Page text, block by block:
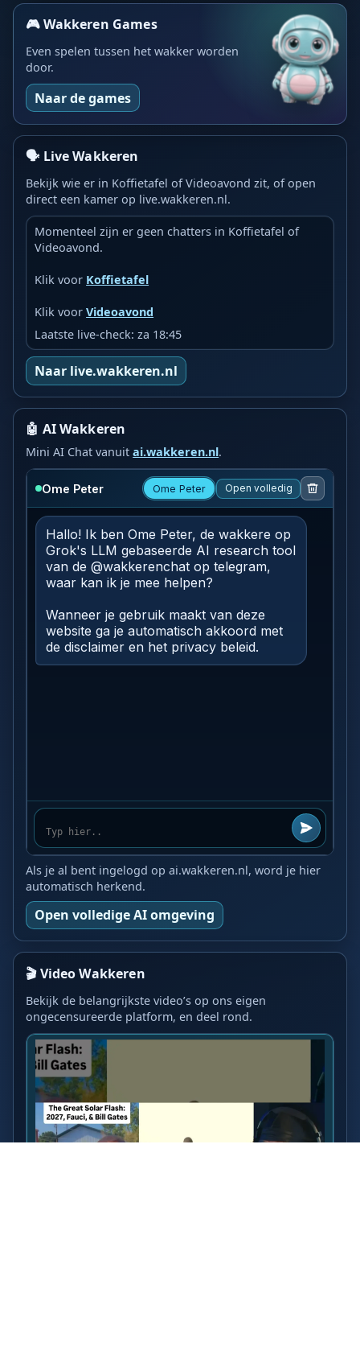
🎮 Wakkeren Games
Even spelen tussen het wakker worden
door.
Naar de games
🗣️ Live Wakkeren
Bekijk wie er in Koffietafel of Videoavond zit, of open
direct een kamer op live.wakkeren.nl.
Momenteel zijn er geen chatters in Koffietafel of
Videoavond.
Klik voor Koffietafel
Klik voorVideoavond
Laatste live-check: za 18:45
Naar live.wakkeren.nl
🤖 AI Wakkeren
Mini AI Chat vanuitai.wakkeren.nl.
Als je al bent ingelogd op ai.wakkeren.nl, word je hier
automatisch herkend.
Open volledige AI omgeving
🎬 Video Wakkeren
Bekijk de belangrijkste video’s op ons eigen
ongecensureerde platform, en deel rond.